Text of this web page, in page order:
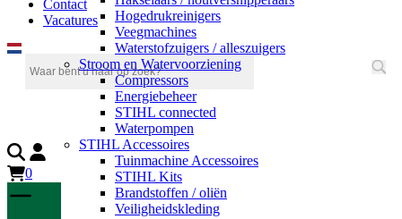
Contact
Vacatures
Hogedrukreinigers
Veegmachines
Waterstofzuigers / alleszuigers
Stroom en Watervoorziening
Compressors
Energiebeheer
STIHL connected
Waterpompen
STIHL Accessoires
Tuinmachine Accessoires
STIHL Kits
Brandstoffen / oliën
Veiligheidskleding
0